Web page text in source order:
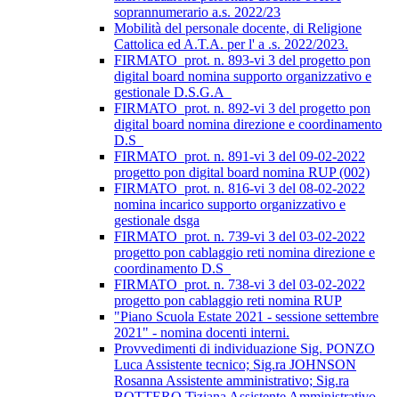
soprannumerario a.s. 2022/23
Mobilità del personale docente, di Religione
Cattolica ed A.T.A. per l' a .s. 2022/2023.
FIRMATO_prot. n. 893-vi 3 del progetto pon
digital board nomina supporto organizzativo e
gestionale D.S.G.A_
FIRMATO_prot. n. 892-vi 3 del progetto pon
digital board nomina direzione e coordinamento
D.S_
FIRMATO_prot. n. 891-vi 3 del 09-02-2022
progetto pon digital board nomina RUP (002)
FIRMATO_prot. n. 816-vi 3 del 08-02-2022
nomina incarico supporto organizzativo e
gestionale dsga
FIRMATO_prot. n. 739-vi 3 del 03-02-2022
progetto pon cablaggio reti nomina direzione e
coordinamento D.S_
FIRMATO_prot. n. 738-vi 3 del 03-02-2022
progetto pon cablaggio reti nomina RUP
"Piano Scuola Estate 2021 - sessione settembre
2021" - nomina docenti interni.
Provvedimenti di individuazione Sig. PONZO
Luca Assistente tecnico; Sig.ra JOHNSON
Rosanna Assistente amministrativo; Sig.ra